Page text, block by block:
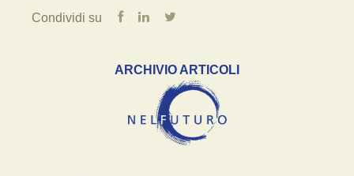
Condividi su
ARCHIVIO ARTICOLI